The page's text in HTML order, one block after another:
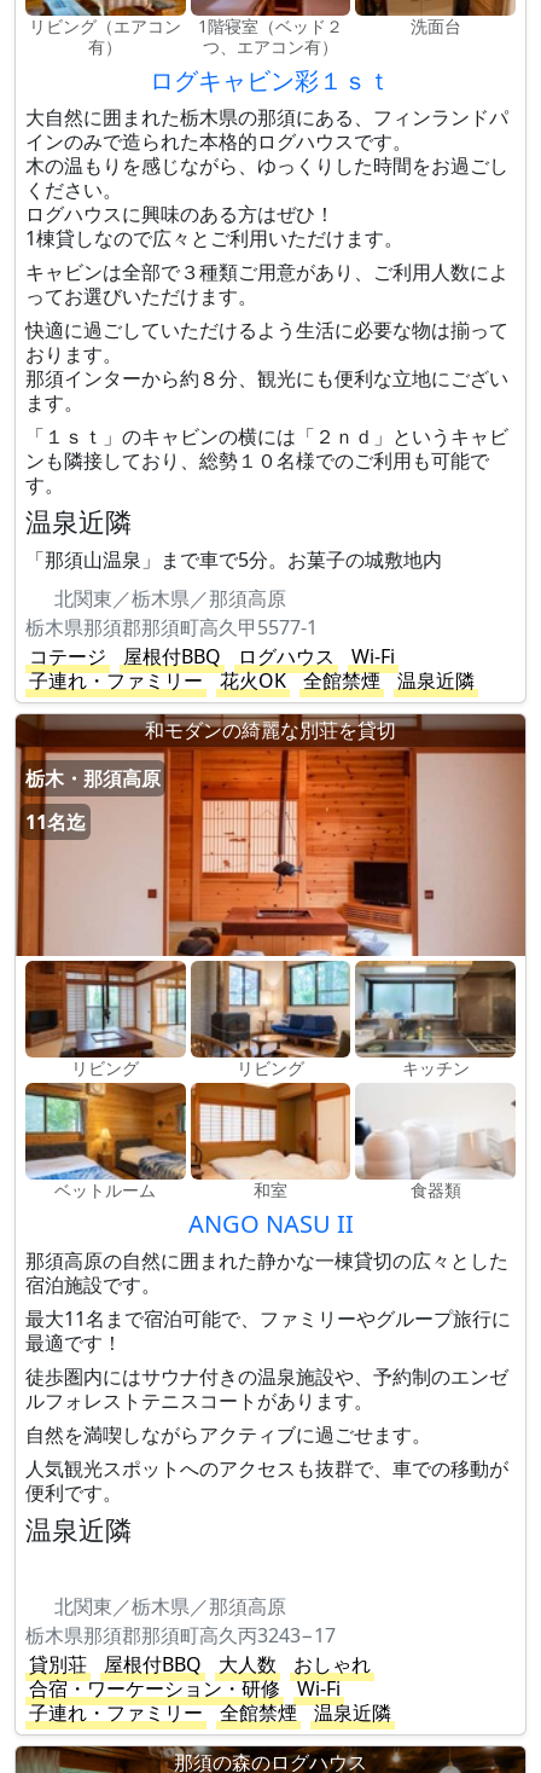
リビング（エアコン
有）
1階寝室（ベッド２
つ、エアコン有）
洗面台
ログキャビン彩１ｓｔ
大自然に囲まれた栃木県の那須にある、フィンランドパ
インのみで造られた本格的ログハウスです。
木の温もりを感じながら、ゆっくりした時間をお過ごし
ください。
ログハウスに興味のある方はぜひ！
1棟貸しなので広々とご利用いただけます。
キャビンは全部で３種類ご用意があり、ご利用人数によ
ってお選びいただけます。
快適に過ごしていただけるよう生活に必要な物は揃って
おります。
那須インターから約８分、観光にも便利な立地にござい
ます。
「１ｓｔ」のキャビンの横には「２ｎｄ」というキャビ
ンも隣接しており、総勢１０名様でのご利用も可能で
す。
温泉近隣
「那須山温泉」まで車で5分。お菓子の城敷地内
北関東／栃木県／那須高原
栃木県那須郡那須町高久甲5577-1
コテージ
屋根付BBQ ログハウス
Wi-Fi
子連れ・ファミリー
花火OK 全館禁煙
温泉近隣
和モダンの綺麗な別荘を貸切
栃木・那須高原
11名迄
リビング リビング キッチン
ベットルーム 和室 食器類
ANGO NASU II
那須高原の自然に囲まれた静かな一棟貸切の広々とした
宿泊施設です。
最大11名まで宿泊可能で、ファミリーやグループ旅行に
最適です！
徒歩圏内にはサウナ付きの温泉施設や、予約制のエンゼ
ルフォレストテニスコートがあります。
自然を満喫しながらアクティブに過ごせます。
人気観光スポットへのアクセスも抜群で、車での移動が
便利です。
温泉近隣
北関東／栃木県／那須高原
栃木県那須郡那須町高久丙3243−17
貸別荘
屋根付BBQ 大人数
おしゃれ
合宿・ワーケーション・研修
Wi-Fi
子連れ・ファミリー
全館禁煙
温泉近隣
那須の森のログハウス